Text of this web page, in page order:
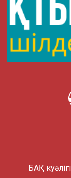
БАҚ